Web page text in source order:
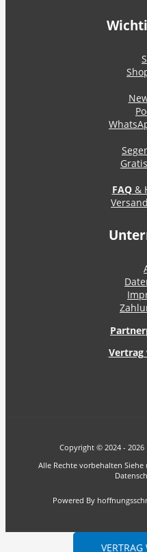
FAQ&
Copyright © 2024 -
Alle Rechte vorbehalten
Powered By
VERTRAG